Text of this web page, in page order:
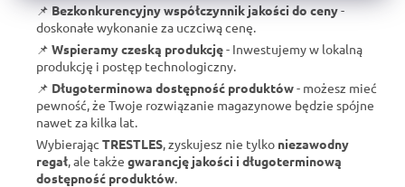
📌 Bezkonkurencyjny współczynnik jakoścido ceny-
doskonałe wykonanie za uczciwą cenę.
📌 Wspieramy czeską produkcję- Inwestujemy w lokalną
produkcję i postęp technologiczny.
📌 Długoterminowa dostępność produktów- możesz mieć
pewność, że Twoje rozwiązanie magazynowe będzie spójne
nawet za kilka lat.
Wybierając TRESTLES , zyskujesz nie tylko niezawodny
regał , ale także gwarancję jakości i długoterminową
dostępność produktów